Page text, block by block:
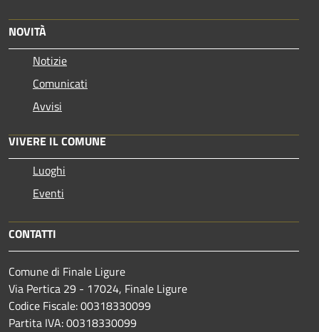
NOVITÀ
Notizie
Comunicati
Avvisi
VIVERE IL COMUNE
Luoghi
Eventi
CONTATTI
Comune di Finale Ligure
Via Pertica 29 - 17024, Finale Ligure
Codice Fiscale: 00318330099
Partita IVA: 00318330099